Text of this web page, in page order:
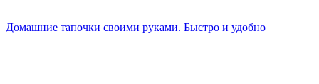
Домашние тапочки своими руками. Быстро и удобно